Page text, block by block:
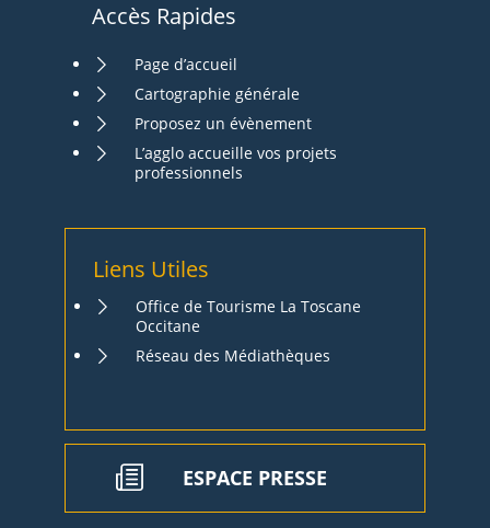
Accès Rapides
Page d’accueil
Cartographie générale
Proposez un évènement
L’agglo accueille vos projets
professionnels
Liens Utiles
Office de Tourisme La Toscane
Occitane
Réseau des Médiathèques
ESPACE PRESSE